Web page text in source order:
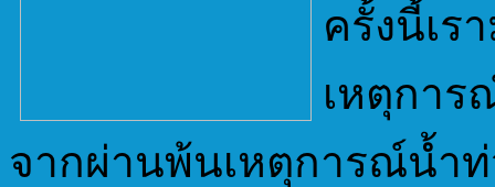
ครั้งนี้เร
เหตุการ
จากผ่านพ้นเหตุการณ์น้ำ